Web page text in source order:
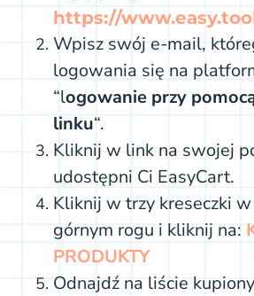
https://
Wpisz swój e-mail,
logowania się na
“logowanie przy
linku“.
Kliknij w link na swojej
udostępni Ci EasyCart.
Kliknij w trzy kreseczki
górnym rogu i kliknij na:
PRODUKTY
Odnajdź na liście